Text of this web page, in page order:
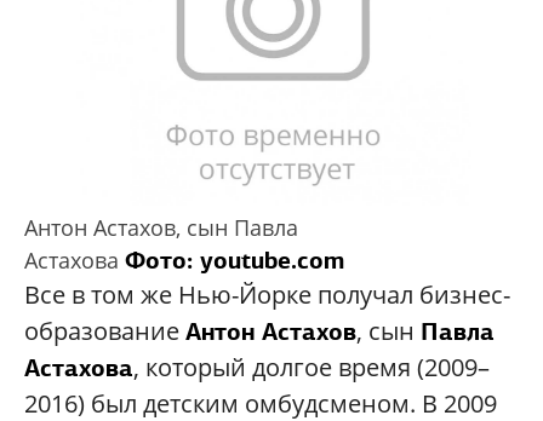
Антон Астахов, сын Павла
Астахова Фото: youtube.com
Все в том же Нью-Йорке получал бизнес-
образованиеАнтон Астахов, сын Павла
Астахова, который долгое время (2009–
2016) был детским омбудсменом. В 2009